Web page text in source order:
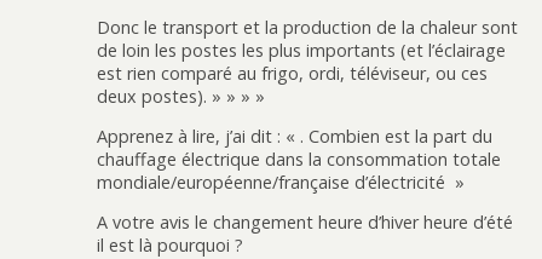
Donc le transport et la production de la chaleur sont
de loin les postes les plus importants (et l’éclairage
est rien comparé au frigo, ordi, téléviseur, ou ces
deux postes). » » » »
Apprenez à lire, j’ai dit : « . Combien est la part du
chauffage électrique dans la consommation totale
mondiale/européenne/française d’électricité »
A votre avis le changement heure d’hiver heure d’été
il est là pourquoi ?